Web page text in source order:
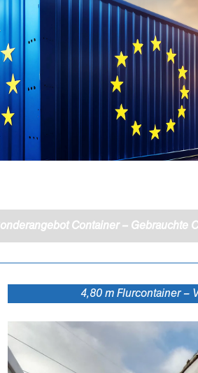
Container – Gebrauchte
4,80 m Flurcontainer –